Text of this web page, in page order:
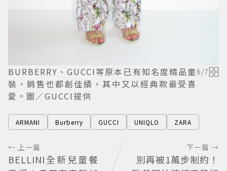
BURBERRY、GUCCI等原本已有知名度精品童
裝，銷售也都創佳績，其中又以經典款最受喜
愛。圖／GUCCI提供
6/7
ARMANI Burberry GUCCI UNIQLO ZARA
← 上一篇
BELLINI全新兒童餐
下一篇 →
別再被1萬步制約！